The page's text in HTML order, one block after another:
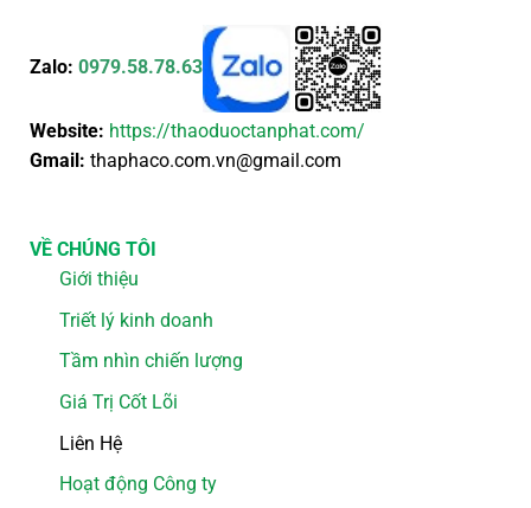
Zalo: 0979.58.78.63
Website: https://thaoduoctanphat.com/
Gmail: thaphaco.com.vn@gmail.com
VỀ CHÚNG TÔI
Giới thiệu
Triết lý kinh doanh
Tầm nhìn chiến lượng
Giá Trị Cốt Lõi
Liên Hệ
Hoạt động Công ty